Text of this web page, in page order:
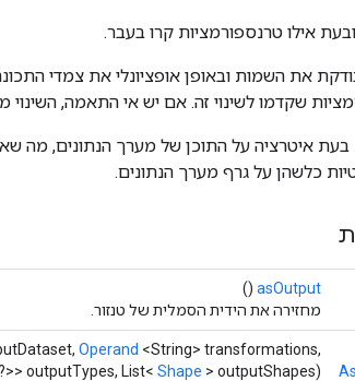
אילו טרנספורמציות קרו בעבר.
את השמות ובאופן אופציונלי את צמדי
שקדמו לשינוי זה. אם יש אי התאמה, השינוי
איטרציה על התוכן של מערך הנתונים, מה
כלשהן על גרף מערך הנתונים.
asOutput
()
מחזירה את הידית הסמלית של טנזור.
Operand <String> transformations,
outputTypes, List< Shape > outputShapes)